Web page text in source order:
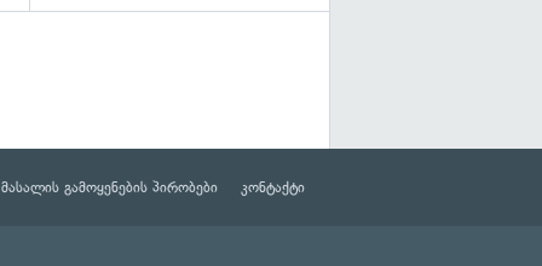
მასალის გამოყენების პირობები კონტაქტი